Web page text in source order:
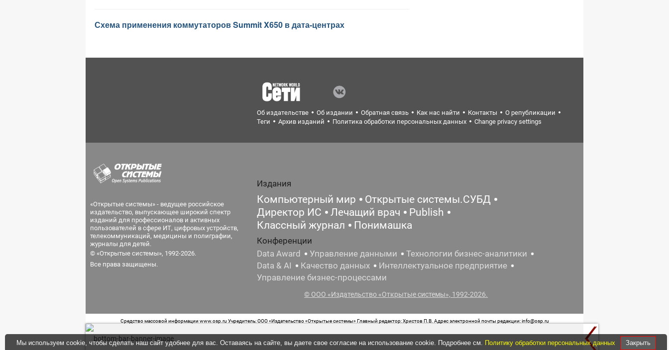
Схема применения коммутаторов Summit X650 в дата-центрах
Об издательстве Об издании Обратная связь Как нас найти Контакты
О републикации
Теги
Архив изданий Политика обработки персональных данных Change privacy settings
«Открытые системы» - ведущее российское
издательство, выпускающее широкий спектр
изданий для профессионалов и активных
пользователей в сфере ИТ, цифровых устройств,
телекоммуникаций, медицины и полиграфии,
журналы для детей.
© «Открытые системы», 1992-2026.
Все права защищены.
Издания
Компьютерный мир
Открытые системы.СУБД
Директор ИС
Лечащий врач
Publish
Классный журнал
Понимашка
Конференции
Data Award
Управление данными
Технологии бизнес-аналитики
Data & AI
Качество данных
Интеллектуальное предприятие
Управление бизнес-процессами
© ООО «Издательство «Открытые системы», 1992-2026.
Средство массовой информации www.osp.ru Учредитель: ООО «Издательство «Открытые системы» Главный редактор: Христов П.В. Адрес электронной почты редакции: info@osp.ru
Мы используем cookie, чтобы сделать наш сайт удобнее для вас. Оставаясь на сайте, вы даете свое согласие на использование cookie. Подробнее см. Политику обработки персональных данных Закрыть